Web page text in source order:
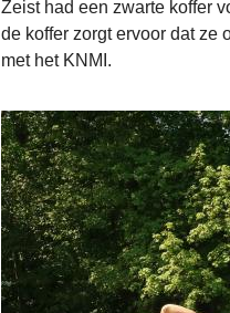
Zeist had een zwarte koffer
de koffer zorgt ervoor dat ze
met het KNMI.